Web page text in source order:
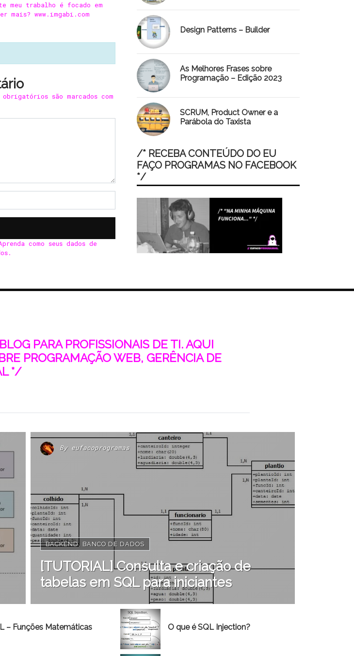
meu trabalho é focado em
www.imgabi.com
obrigatórios são marcados com
como seus dados de
.
Design Patterns – Builder
As Melhores Frases sobre
Programação – Edição 2023
SCRUM, Product Owner e a
Parábola do Taxista
/* RECEBA CONTEÚDO DO EU
FAÇO PROGRAMAS NO FACEBOOK
*/
PARA PROFISSIONAIS DE TI. AQUI
PROGRAMAÇÃO WEB, GERÊNCIA DE
*/
By eufacoprogramas
BACKEND BANCO DE DADOS
[TUTORIAL] Consulta e criação de
tabelas em SQL para iniciantes
– Funções Matemáticas O que é SQL Injection?